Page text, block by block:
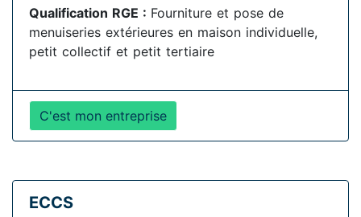
Qualification RGE : Fourniture et pose de
menuiseries extérieures en maison individuelle,
petit collectif et petit tertiaire
C'est mon entreprise
ECCS